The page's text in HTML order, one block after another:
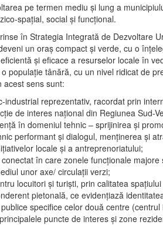
pe termen mediu şi lung a
spaţial, social şi funcţional.
în Strategia Integrată de Dezvoltare
un oraş compact şi verde, cu o
şi eficace a resurselor locale în
populaţie tânără, cu un nivel ridicat de
acest sens sunt:
industrial reprezentativ, racordat prin
de interes naţional din Regiunea Sud-
în domeniul tehnic – sprijinirea şi
performant şi dialogul, menţinerea şi
locale şi a antreprenoriatului;
în care zonele funcţionale
unor axe/ circulații verzi;
locuitori şi turişti, prin calitatea
pietonală, ce evidenţiază
specifice celor două centre
puncte de interes şi zone